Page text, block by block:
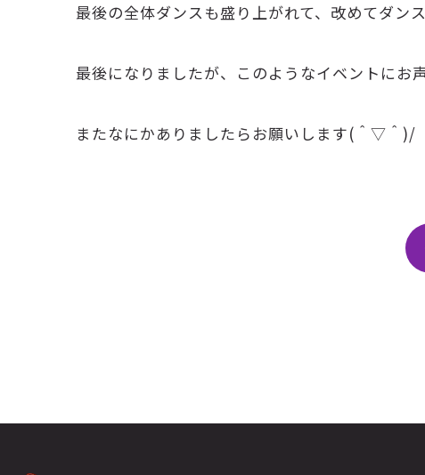
最後の全体ダンスも盛り上がれて、改めてダン
最後になりましたが、このようなイベントにお
またなにかありましたらお願いします(＾▽＾)/